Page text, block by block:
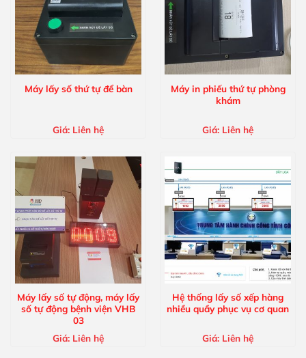
Máy lấy số thứ tự để bàn
Giá: Liên hệ
Máy in phiếu thứ tự phòng
khám
Giá: Liên hệ
Máy lấy số tự động, máy lấy
số tự động bệnh viện VHB
03
Giá: Liên hệ
Hệ thống lấy số xếp hàng
nhiều quầy phục vụ cơ quan
Giá: Liên hệ